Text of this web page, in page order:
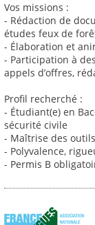
Vos missions :
- Rédaction de
études feux de
- Élaboration et
- Participation à
appels d’offres,
Profil recherché :
- Étudiant(e) en
sécurité civile
- Maîtrise des
- Polyvalence,
- Permis B